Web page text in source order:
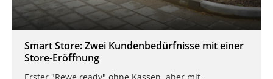
Smart Store: Zwei Kundenbedürfnisse mit einer
Store-Eröffnung